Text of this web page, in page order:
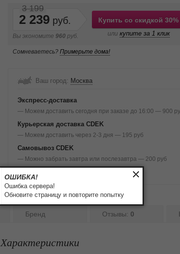
2 239
3 199
Вы экономите 960 руб.
Купить со скидкой 30%
или купите за 1 клик
Сомневаетесь? Примерьте дома!
Ваш город: Москва
Экспресс-доставка
— Можем доставить сегодня при заказе до 16:00 — 900
Курьерская доставка CDEK
— Можем доставить через 2-3 дня — 195 руб
Самовывоз CDEK
— Можно забрать завтра или послезавтра — 200 руб
Бренд Отзывы: 0
Характеристики
ОШИБКА!
Ошибка сервера!
Обновите страницу и повторите попытку